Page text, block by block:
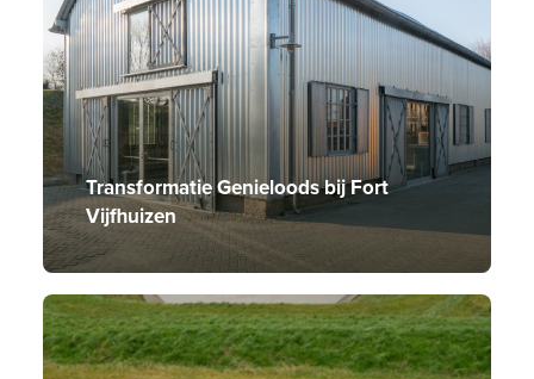
Transformatie Genieloods bij Fort
Vijfhuizen